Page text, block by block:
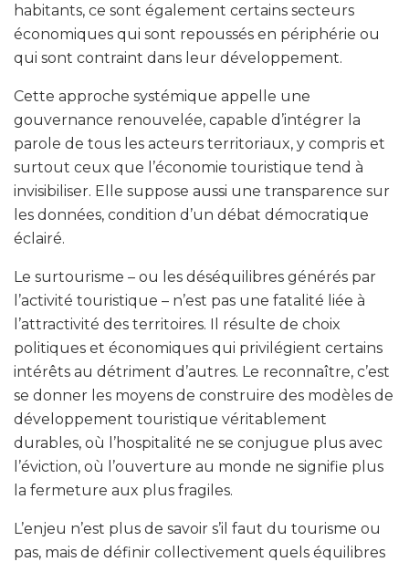
habitants, ce sont également certains secteurs
économiques qui sont repoussés en périphérie ou
qui sont contraint dans leur développement.
Cette approche systémique appelle une
gouvernance renouvelée, capable d’intégrer la
parole de tous les acteurs territoriaux, y compris et
surtout ceux que l’économie touristique tend à
invisibiliser. Elle suppose aussi une transparence sur
les données, condition d’un débat démocratique
éclairé.
Le surtourisme – ou les déséquilibres générés par
l’activité touristique – n’est pas une fatalité liée à
l’attractivité des territoires. Il résulte de choix
politiques et économiques qui privilégient certains
intérêts au détriment d’autres. Le reconnaître, c’est
se donner les moyens de construire des modèles de
développement touristique véritablement
durables, où l’hospitalité ne se conjugue plus avec
l’éviction, où l’ouverture au monde ne signifie plus
la fermeture aux plus fragiles.
L’enjeu n’est plus de savoir s’il faut du tourisme ou
pas, mais de définir collectivement quels équilibres